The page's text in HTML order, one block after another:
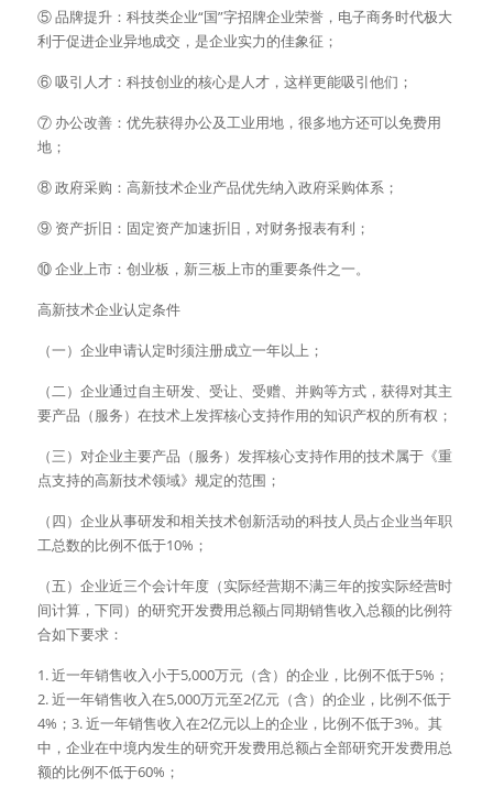
⑤ 品牌提升：科技类企业“国”字招牌企业荣誉，电子商务时代极大
利于促进企业异地成交，是企业实力的佳象征；
⑥ 吸引人才：科技创业的核心是人才，这样更能吸引他们；
⑦ 办公改善：优先获得办公及工业用地，很多地方还可以免费用
地；
⑧ 政府采购：高新技术企业产品优先纳入政府采购体系；
⑨ 资产折旧：固定资产加速折旧，对财务报表有利；
⑩ 企业上市：创业板，新三板上市的重要条件之一。
高新技术企业认定条件
（一）企业申请认定时须注册成立一年以上；
（二）企业通过自主研发、受让、受赠、并购等方式，获得对其主
要产品（服务）在技术上发挥核心支持作用的知识产权的所有权；
（三）对企业主要产品（服务）发挥核心支持作用的技术属于《重
点支持的高新技术领域》规定的范围；
（四）企业从事研发和相关技术创新活动的科技人员占企业当年职
工总数的比例不低于10%；
（五）企业近三个会计年度（实际经营期不满三年的按实际经营时
间计算，下同）的研究开发费用总额占同期销售收入总额的比例符
合如下要求：
1. 近一年销售收入小于5,000万元（含）的企业，比例不低于5%；
2. 近一年销售收入在5,000万元至2亿元（含）的企业，比例不低于
4%；3. 近一年销售收入在2亿元以上的企业，比例不低于3%。其
中，企业在中境内发生的研究开发费用总额占全部研究开发费用总
额的比例不低于60%；